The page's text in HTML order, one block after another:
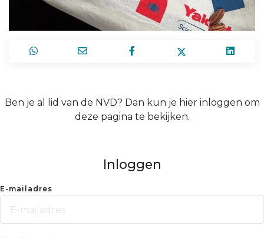
Ben je al lid van de NVD? Dan kun je hier inloggen om
deze pagina te bekijken.
Inloggen
E-mailadres